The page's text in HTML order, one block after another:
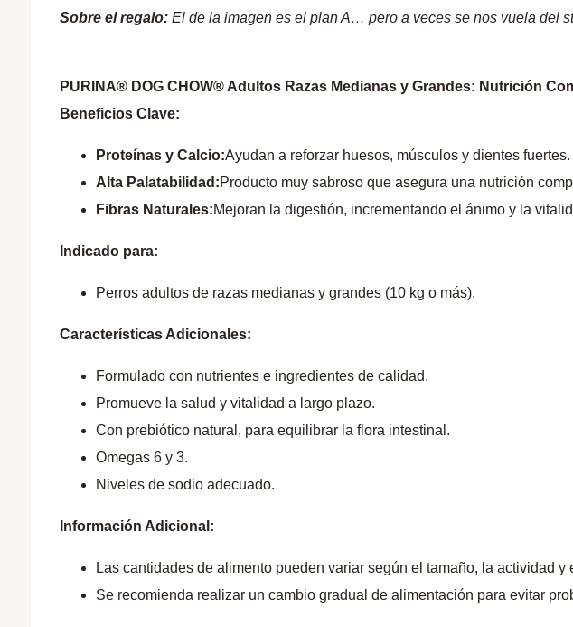
Sobre el regalo: El de la imagen es el plan A… pero a veces se nos vuela del
PURINA® DOG CHOW® Adultos Razas Medianas y Grandes: Nutrición
Beneficios Clave:
Proteínas y Calcio:Ayudan a reforzar huesos, músculos y dientes fuertes.
Alta Palatabilidad:Producto muy sabroso que asegura una nutrición
Fibras Naturales:Mejoran la digestión, incrementando el ánimo y la
Indicado para:
Perros adultos de razas medianas y grandes (10 kg o más).
Características Adicionales:
Formulado con nutrientes e ingredientes de calidad.
Promueve la salud y vitalidad a largo plazo.
Con prebiótico natural, para equilibrar la flora intestinal.
Omegas 6 y 3.
Niveles de sodio adecuado.
Información Adicional:
Las cantidades de alimento pueden variar según el tamaño, la actividad y
Se recomienda realizar un cambio gradual de alimentación para evitar